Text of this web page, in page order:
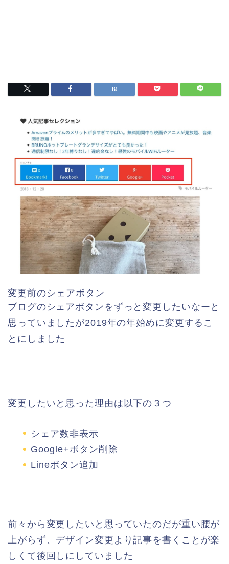
変更前のシェアボタン
ブログのシェアボタンをずっと変更したいなーと
思っていましたが2019年の年始めに変更するこ
とにしました
変更したいと思った理由は以下の３つ
シェア数非表示
Google+ボタン削除
Lineボタン追加
前々から変更したいと思っていたのだが重い腰が
上がらず、デザイン変更より記事を書くことが楽
しくて後回しにしていました